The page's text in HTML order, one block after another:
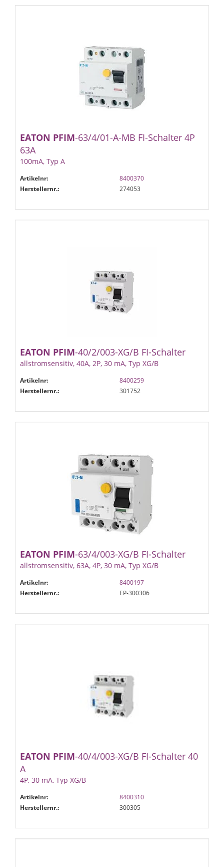
EATON PFIM-63/4/01-A-MB FI-Schalter 4P
63A
100mA, Typ A
Artikelnr:
8400370
Herstellernr.:
274053
EATON PFIM-40/2/003-XG/B FI-Schalter
allstromsensitiv, 40A, 2P, 30 mA, Typ XG/B
Artikelnr:
8400259
Herstellernr.:
301752
EATON PFIM-63/4/003-XG/B FI-Schalter
allstromsensitiv, 63A, 4P, 30 mA, Typ XG/B
Artikelnr:
8400197
Herstellernr.:
EP-300306
EATON PFIM-40/4/003-XG/B FI-Schalter 40
A
4P, 30 mA, Typ XG/B
Artikelnr:
8400310
Herstellernr.:
300305